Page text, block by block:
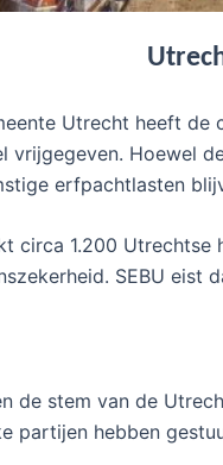
Utrecht heeft de
vrijgegeven. Hoewel
erfpachtlasten
circa 1.200 Utrechtse
SEBU eist
de stem van de
partijen hebben